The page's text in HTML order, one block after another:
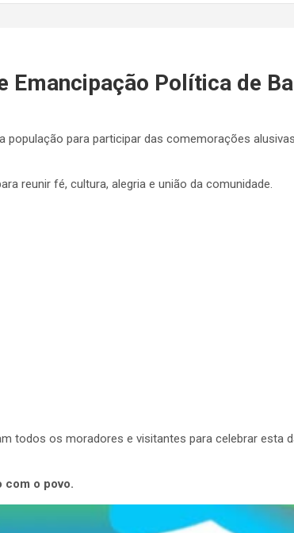
Emancipação Política de
para participar das comemorações
reunir fé, cultura, alegria e união da comunidade.
todos os moradores e visitantes para celebrar esta
com o povo.